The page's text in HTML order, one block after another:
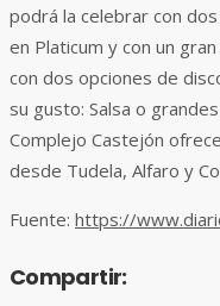
podrá la celebrar con
en Platicum y con un
con dos opciones de
su gusto: Salsa o
Complejo Castejón
desde Tudela, Alfaro y
Fuente: https://
Compartir: